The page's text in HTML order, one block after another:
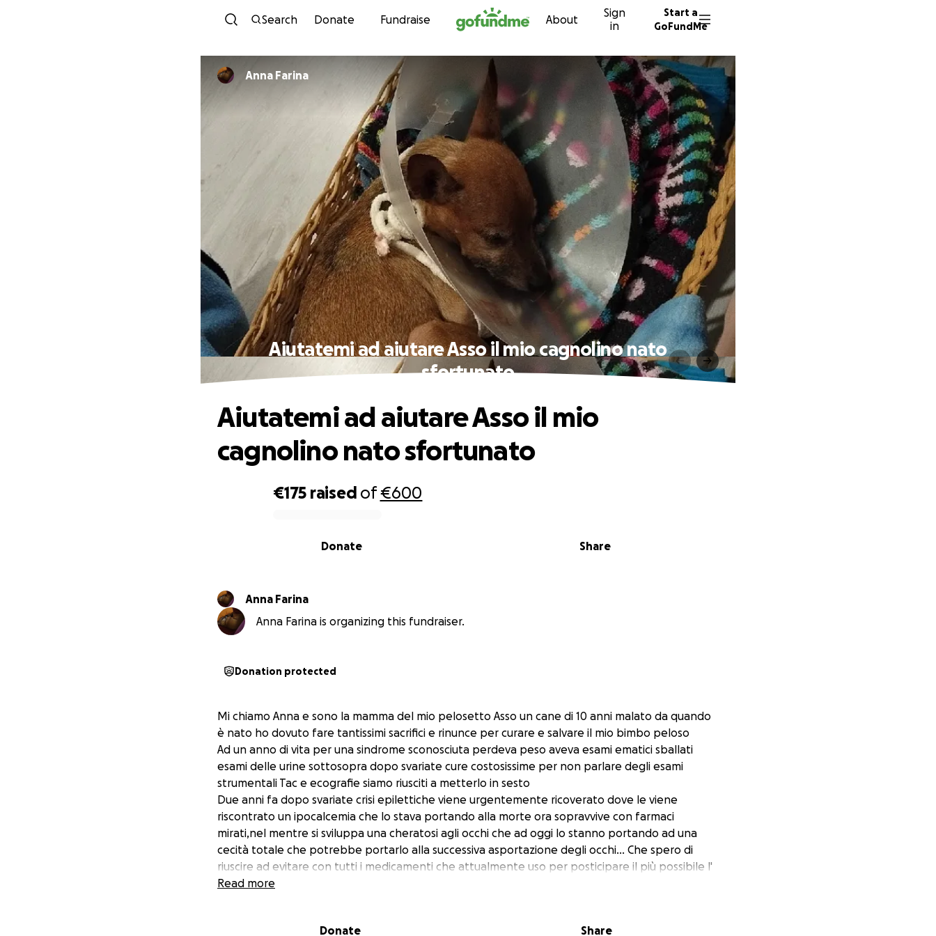
Skip to content
Search Donate Fundraise About
Sign
in
Start a
GoFundMe
Anna Farina
Aiutatemi ad aiutare Asso il mio cagnolino nato
sfortunato
€175 raised of€600
Share
Donate
Aiutatemi ad aiutare Asso il mio
cagnolino nato sfortunato
Anna Farina
Anna Farina is organizing this fundraiser.
Donation protected
Mi chiamo Anna e sono la mamma del mio pelosetto Asso un cane di 10 anni malato da quando
è nato ho dovuto fare tantissimi sacrifici e rinunce per curare e salvare il mio bimbo peloso
Ad un anno di vita per una sindrome sconosciuta perdeva peso aveva esami ematici sballati
esami delle urine sottosopra dopo svariate cure costosissime per non parlare degli esami
strumentali Tac e ecografie siamo riusciti a metterlo in sesto
Due anni fa dopo svariate crisi epilettiche viene urgentemente ricoverato dove le viene
riscontrato un ipocalcemia che lo stava portando alla morte ora sopravvive con farmaci
mirati,nel mentre si sviluppa una cheratosi agli occhi che ad oggi lo stanno portando ad una
cecità totale che potrebbe portarlo alla successiva asportazione degli occhi... Che spero di
riuscire ad evitare con tutti i medicamenti che attualmente uso per posticipare il più possibile l'
evento.
vivo in affitto e faccio veramente fatica ad affrontare tutte le spese e curarlo...a breve per un
Read more
Donate Share